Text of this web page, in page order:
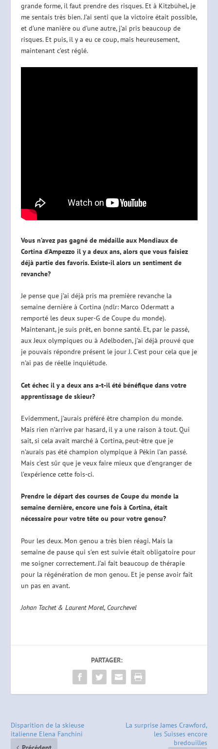
grande forme, il faut prendre des risques. Et à Kitzbühel, je
me sentais très bien. J’ai senti que la victoire était possible,
et d’une manière ou d’une autre, j’ai pris beaucoup de
risques. Et puis, il y a eu ce coup, mais heureusement,
maintenant c’est réglé.
Vous n’avez pas gagné de médaille aux Mondiaux de
Cortina d’Ampezzo il y a deux ans, alors que vous faisiez
déjà partie des favoris. Existe-il alors un sentiment de
revanche?
Je pense que j’ai déjà pris ma première revanche la
semaine dernière à Cortina (ndlr: Marco Odermatt a
remporté les deux super-G de Coupe du monde).
Maintenant, je suis prêt, en bonne santé. Et, par le passé,
aux Jeux olympiques ou à Adelboden, j’ai déjà prouvé que
je pouvais répondre présent le jour J. C’est pour cela que je
n’ai pas de réelle inquiétude.
Cet échec il y a deux ans a-t-il été bénéfique dans votre
apprentissage de skieur?
Evidemment, j’aurais préféré être champion du monde.
Mais rien n’arrive par hasard, il y a une raison à tout. Qui
sait, si cela avait marché à Cortina, peut-être que je
n’aurais pas été champion olympique à Pékin l’an passé.
Mais c’est sûr que je veux faire mieux que d’engranger de
l’expérience cette fois-ci.
Prendre le départ des courses de Coupe du monde la
semaine dernière, encore une fois à Cortina, était
nécessaire pour votre tête ou pour votre genou?
Pour les deux. Mon genou a très bien réagi. Mais la
semaine de pause qui s’en est suivie était obligatoire pour
me soigner correctement. J’ai fait beaucoup de thérapie
pour la régénération de mon genou. Et je pense avoir fait
un pas en avant.
Johan Tachet & Laurent Morel, Courchevel
PARTAGER:
Disparition de la skieuse
italienne Elena Fanchini
La surprise James Crawford,
les Suisses encore
bredouilles